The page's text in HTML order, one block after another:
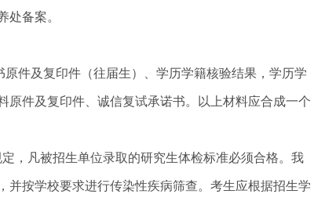
处备案。
原件及复印件（往届生） 学历学籍核验结果， 学历学
原件及复印件 、诚信复试承诺书。以上材料应合成一个
，凡被招生单位录取的研究生体检标准必须合格。我
并按学校要求进行传染性疾病筛查。考生应根据招生学